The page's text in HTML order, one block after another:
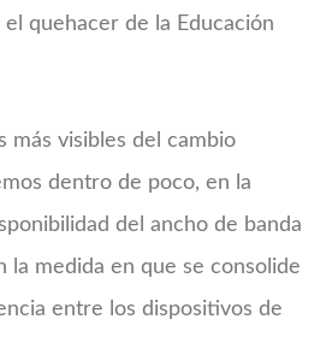
quehacer de la Educación
más visibles del cambio
dentro de poco, en la
del ancho de banda
la medida en que se consolide
entre los dispositivos de